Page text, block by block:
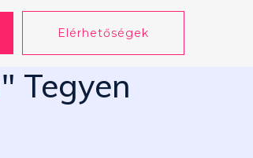
Elérhetőségek
" Tegyen